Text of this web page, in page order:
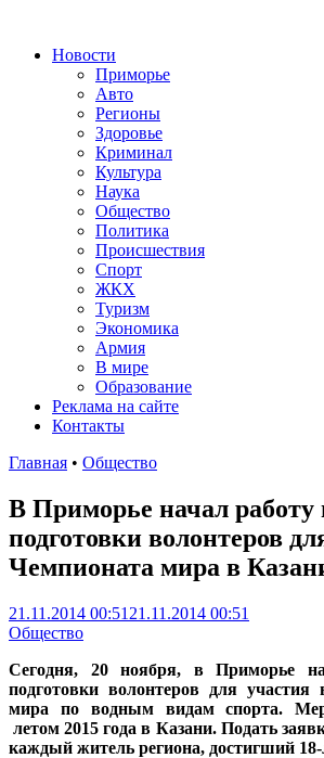
Новости
Приморье
Авто
Регионы
Здоровье
Криминал
Культура
Наука
Общество
Политика
Происшествия
Спорт
ЖКХ
Туризм
Экономика
Армия
В мире
Образование
Реклама на сайте
Контакты
Главная • Общество
В Приморье начал работу
подготовки волонтеров
Чемпионата мира в
21.11.2014 00:51 21.11.2014 00:51
Общество
Сегодня, 20 ноября, в Приморье
подготовки волонтеров для
мира по водным видам спорта.
летом 2015 года в Казани. Подать
каждый житель региона, достигший 18-